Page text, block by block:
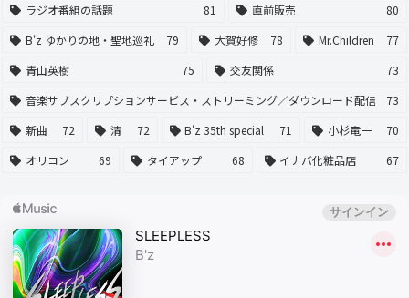
ラジオ番組の話題
81 直前販売
80
B'z ゆかりの地・聖地巡礼
79 大賀好修 78 Mr.Children
77
青山英樹
75 交友関係
73
音楽サブスクリプションサービス・ストリーミング／ダウンロード配信
73
新曲
72 清 72 B'z 35th special 71 小杉竜一
70
オリコン
69 タイアップ 68 イナバ化粧品店 67